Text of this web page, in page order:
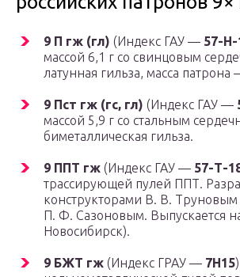
9 П гж (гл) (Индекс ГАУ — 57-Н-
массой 6,1 г со свинцовым
латунная гильза, масса патрона
9 Пст гж (гс, гл) (Индекс ГАУ —
массой 5,9 г со стальным
биметаллическая гильза.
9 ППТ гж (Индекс ГАУ — 57-Т-
трассирующей пулей ППТ.
конструкторами В. В. Труновым
П. Ф. Сазоновым. Выпускается
Новосибирск).
9 БЖТ гж (Индекс ГРАУ — 7Н15